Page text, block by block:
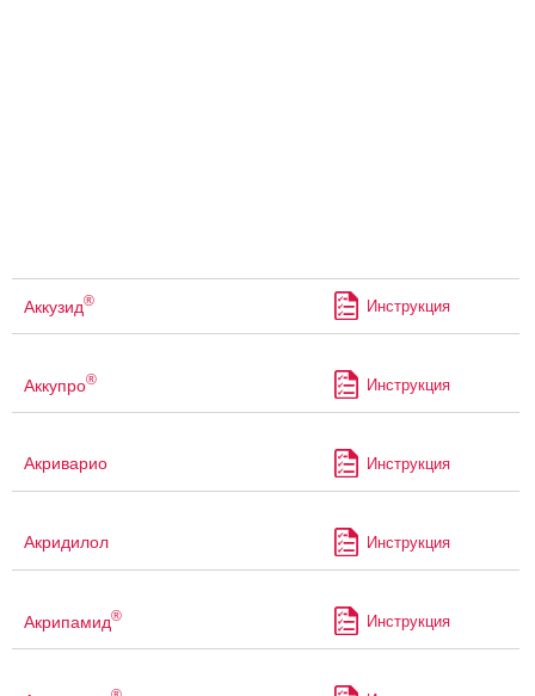
Аккузид® Инструкция
Аккупро® Инструкция
Акриварио Инструкция
Акридилол Инструкция
Акрипамид® Инструкция